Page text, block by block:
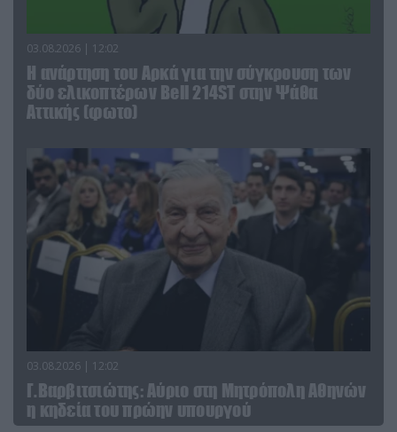
03.08.2026 | 12:02
Η ανάρτηση του Αρκά για την σύγκρουση των
δύο ελικοπτέρων Bell 214ST στην Ψάθα
Αττικής (φωτο)
03.08.2026 | 12:02
Γ.Βαρβιτσιώτης: Aύριο στη Μητρόπολη Αθηνών
η κηδεία του πρώην υπουργού